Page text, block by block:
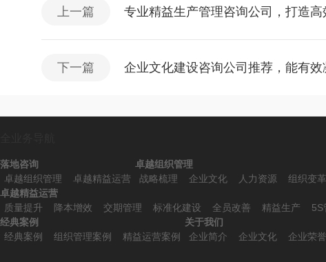
上一篇 专业精益生产管理咨询公司，打造
下一篇 企业文化建设咨询公司推荐，能有
落地咨询
卓越组织管理
卓越精益运营
卓越组织管理
战略梳理
企业文化 人力资源 组织变革
卓越精益运营
质量提升
降本增效 交期管理 标准化建设 全员改善 精益生产 5S
经典案例
经典案例
组织管理案例 精益运营案例
关于我们
企业简介
企业文化 企业荣誉